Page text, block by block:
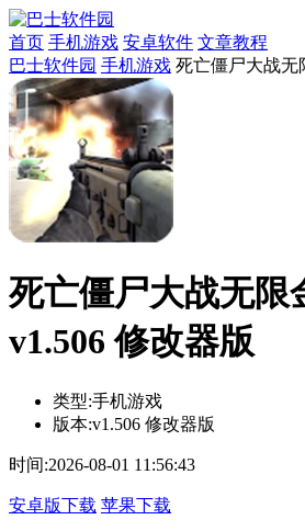
首页 手机游戏 安卓软件 文章教程
巴士软件园 手机游戏 死亡僵尸大战无
死亡僵尸大战无限
v1.506 修改器版
类型:手机游戏
版本:v1.506 修改器版
时间:2026-08-01 11:56:43
安卓版下载 苹果下载